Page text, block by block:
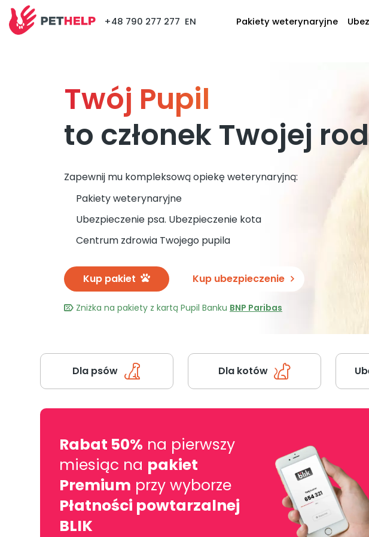
+48 790 277 277 EN Pakiety weterynaryjne
Twój Pupil
to członek Twojej
Zapewnij mu kompleksową opiekę weterynaryjną:
Pakiety weterynaryjne
Ubezpieczenie psa. Ubezpieczenie kota
Centrum zdrowia Twojego pupila
Kup pakiet Kup ubezpieczenie
Zniżka na pakiety z kartą Pupil Banku BNP Paribas
Dla psów Dla kotów
Rabat 50% na pierwszy
miesiąc na pakiet
Premium przy wyborze
Płatności powtarzalnej
BLIK